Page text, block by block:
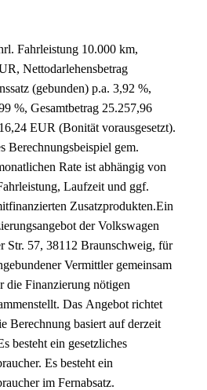
Fahrleistung 10.000 km,
Nettodarlehensbetrag
(gebunden) p.a. 3,92 %,
%, Gesamtbetrag 25.257,96
EUR (Bonität vorausgesetzt).
Berechnungsbeispiel gem.
Rate ist abhängig von
Laufzeit und ggf.
Zusatzprodukten.Ein
der Volkswagen
Str. 57, 38112 Braunschweig, für
Vermittler gemeinsam
die Finanzierung nötigen
Das Angebot richtet
Berechnung basiert auf derzeit
besteht ein gesetzliches
Es besteht ein
im Fernabsatz.